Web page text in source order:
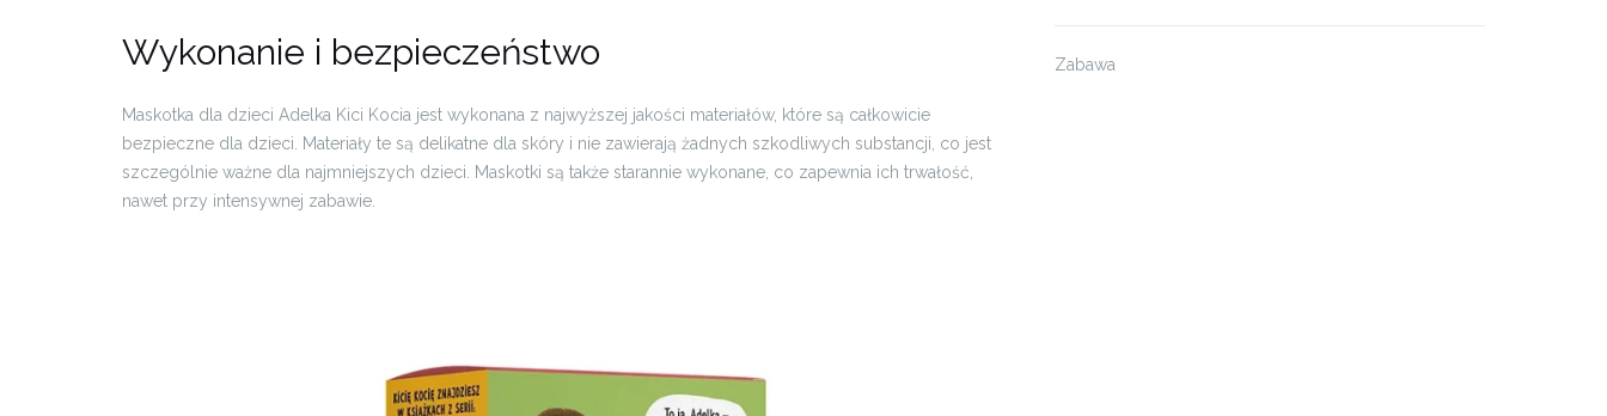
Wykonanie i bezpieczeństwo
Maskotka dla dzieci Adelka Kici Kocia jest wykonana z najwyższej jakości materiałów, które są całkowicie
bezpieczne dla dzieci. Materiały te są delikatne dla skóry i nie zawierają żadnych szkodliwych substancji, co jest
szczególnie ważne dla najmniejszych dzieci. Maskotki są także starannie wykonane, co zapewnia ich trwałość,
nawet przy intensywnej zabawie.
Zabawa